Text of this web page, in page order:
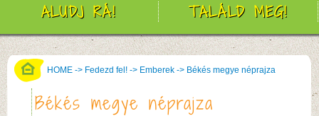
ALUDJ RÁ! TALÁLD MEG!
HOME-> Fedezd fel!-> Emberek-> Békés megye néprajza
Békés megye néprajza